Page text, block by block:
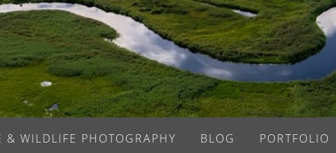
& WILDLIFE PHOTOGRAPHY BLOG PORTFOLIO